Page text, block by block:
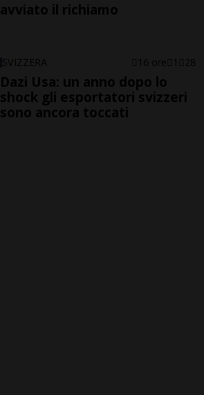
avviato il richiamo
SVIZZERA 16 ore 1 28
Dazi Usa: un anno dopo lo
shock gli esportatori svizzeri
sono ancora toccati